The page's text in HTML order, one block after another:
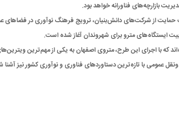
بازارچه‌های فناورانه خواهد بود.
حمایت از شرکت‌های دانش‌بنیان، ترویج فرهنگ نوآوری در فضاهای
ایستگاه‌های مترو برای شهروندان آغاز شده است.
که با اجرای این طرح، متروی اصفهان به یکی از مهم‌ترین
عمومی با تازه‌ترین دستاوردهای فناوری و نوآوری کشور نیز آشنا